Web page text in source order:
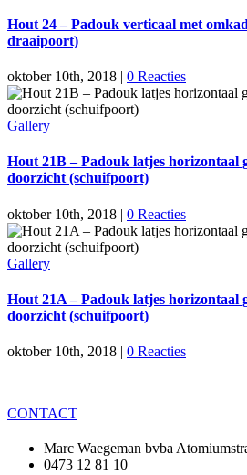
Hout 24 – Padouk verticaal met
draaipoort)
oktober 10th, 2018 | 0 Reacties
Gallery
Hout 21B – Padouk latjes horizontaal
doorzicht (schuifpoort)
oktober 10th, 2018 | 0 Reacties
Gallery
Hout 21A – Padouk latjes horizontaal
doorzicht (schuifpoort)
oktober 10th, 2018 | 0 Reacties
CONTACT
Marc Waegeman bvba
0473 12 81 10